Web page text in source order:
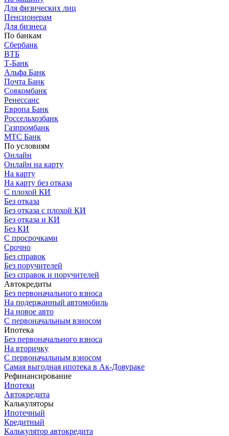
Для физических лиц
Пенсионерам
Для бизнеса
По банкам
Сбербанк
ВТБ
Т-Банк
Альфа Банк
Почта Банк
Совкомбанк
Ренессанс
Европа Банк
Россельхозбанк
Газпромбанк
МТС Банк
По условиям
Онлайн
Онлайн на карту
На карту
На карту без отказа
С плохой КИ
Без отказа
Без отказа с плохой КИ
Без отказа и КИ
Без КИ
С просрочками
Срочно
Без справок
Без поручителей
Без справок и поручителей
Автокредиты
Без первоначального взноса
На подержанный автомобиль
На новое авто
С первоначальным взносом
Ипотека
Без первоначального взноса
На вторичку
С первоначальным взносом
Самая выгодная ипотека в Ак-Довураке
Рефинансирование
Ипотеки
Автокредита
Калькуляторы
Ипотечный
Кредитный
Калькулятор автокредита